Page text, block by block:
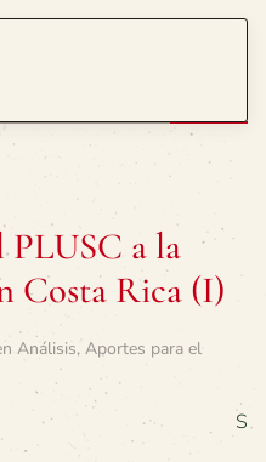
PLUSC a la
Costa Rica (I)
Análisis, Aportes para el